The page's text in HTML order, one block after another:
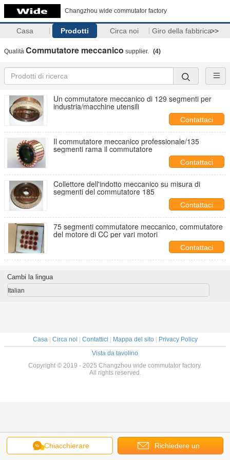
Changzhou wide commutator factory
Casa Prodotti Circa noi Giro della fabbrica>>
Qualità Commutatore meccanico supplier. (4)
Un commutatore meccanico di 129 segmenti per
industria/macchine utensili
Contattaci
Il commutatore meccanico professionale/135
segmenti rama il commutatore
Contattaci
Collettore dell'indotto meccanico su misura di
segmenti del commutatore 185
Contattaci
75 segmenti commutatore meccanico, commutatore
del motore di CC per vari motori
Contattaci
Chiacchierare Richiedere un
Cambi la lingua
Italian
Casa| Circa noi Contattici Mappa del sito|
Privacy Policy
Vista da tavolino
Copyright © 2019 - 2025 Changzhou wide commutator factory.
All rights reserved.